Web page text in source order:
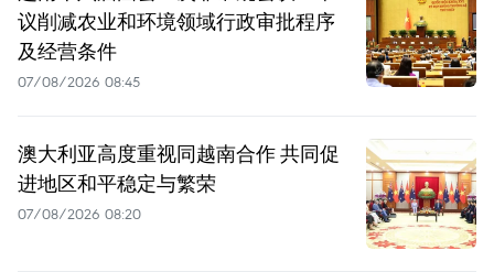
议削减农业和环境领域行政审批程序
及经营条件
07/08/2026 08:45
澳大利亚高度重视同越南合作 共同促
进地区和平稳定与繁荣
07/08/2026 08:20